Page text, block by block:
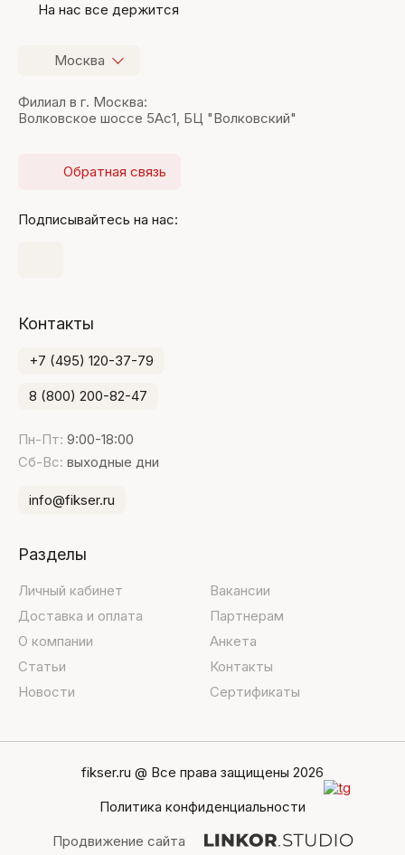
На нас все держится
Москва
Филиал в г. Москва:
Волковское шоссе 5Ас1, БЦ "Волковский"
Обратная связь
Подписывайтесь на нас:
Контакты
+7 (495) 120-37-79
8 (800) 200-82-47
Пн-Пт: 9:00-18:00
Сб-Вс: выходные дни
info@fikser.ru
Разделы
Личный кабинет
Доставка и оплата
О компании
Статьи
Новости
Вакансии
Партнерам
Анкета
Контакты
Сертификаты
fikser.ru @ Все права защищены 2026
Политика конфиденциальности
Продвижение сайта